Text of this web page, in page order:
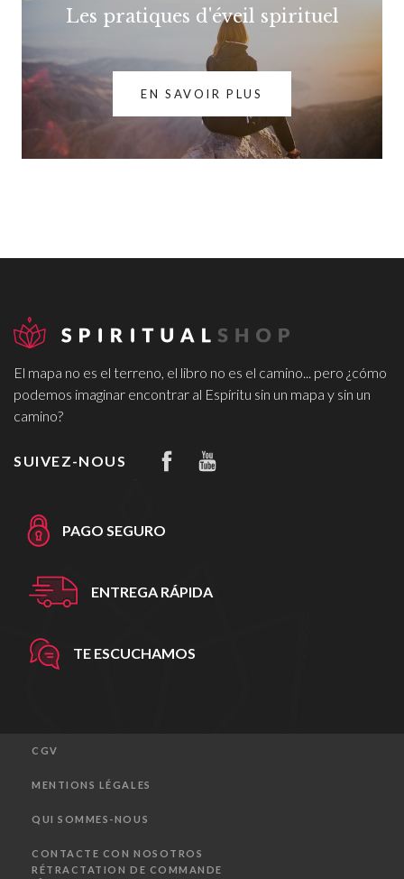
Les pratiques d'éveil spirituel
EN SAVOIR PLUS
El mapa no es el terreno, el libro no es el camino... pero ¿cómo
podemos imaginar encontrar al Espíritu sin un mapa y sin un
camino?
SUIVEZ-NOUS
PAGO SEGURO
ENTREGA RÁPIDA
TE ESCUCHAMOS
CGV
MENTIONS LÉGALES
QUI SOMMES-NOUS
CONTACTE CON NOSOTROS
RÉTRACTATION DE COMMANDE